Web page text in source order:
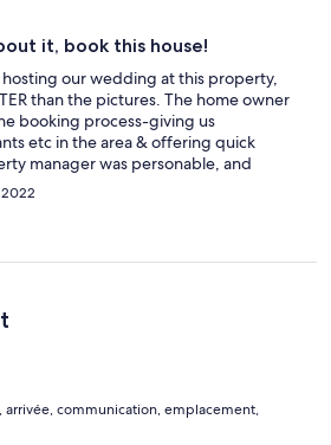
it, book this house!
our wedding at this property,
than the pictures. The home owner
booking process-giving us
etc in the area & offering quick
manager was personable, and
blew a fuse during wedding glam, and
was there in less than 2 minutes to save
replying to any texts/questions we had.
for flowers to be watered in the
was during the typical time he’d be
happily without hesitation. We had
thinking about booking this location
it. Glen Manor will always
hearts.
arrivée, communication, emplacement,